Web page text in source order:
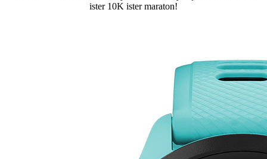
ister 10K ister maraton!